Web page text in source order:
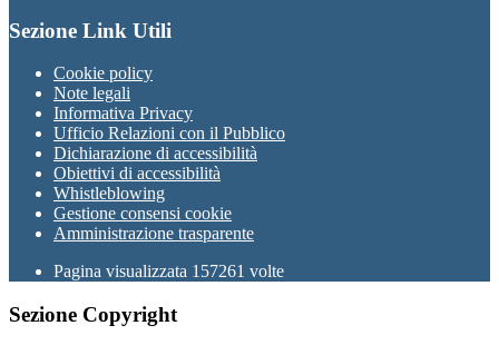
Sezione Link Utili
Cookie policy
Note legali
Informativa Privacy
Ufficio Relazioni con il Pubblico
Dichiarazione di accessibilità
Obiettivi di accessibilità
Whistleblowing
Gestione consensi cookie
Amministrazione trasparente
Pagina visualizzata 157261 volte
Sezione Copyright